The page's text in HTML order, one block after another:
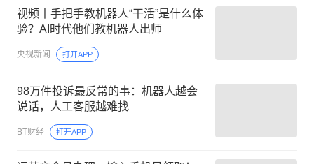
视频丨手把手教机器人“干活”是什么体
验？AI时代他们教机器人出师
央视新闻 打开APP
98万件投诉最反常的事：机器人越会
说话，人工客服越难找
BT财经 打开APP